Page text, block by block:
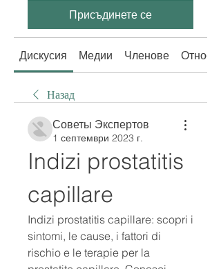
Присъдинете се
Дискусия Медии Членове Относно
Назад
Советы Экспертов
1 септември 2023 г.
Indizi prostatitis
capillare
Indizi prostatitis capillare: scopri i
sintomi, le cause, i fattori di
rischio e le terapie per la